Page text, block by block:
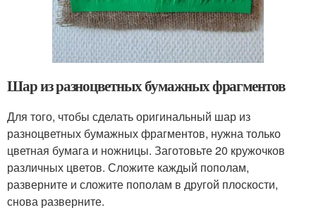
Шар из разноцветных бумажных фрагментов
Для того, чтобы сделать оригинальный шар из
разноцветных бумажных фрагментов, нужна только
цветная бумага и ножницы. Заготовьте 20 кружочков
различных цветов. Сложите каждый пополам,
разверните и сложите пополам в другой плоскости,
снова разверните.